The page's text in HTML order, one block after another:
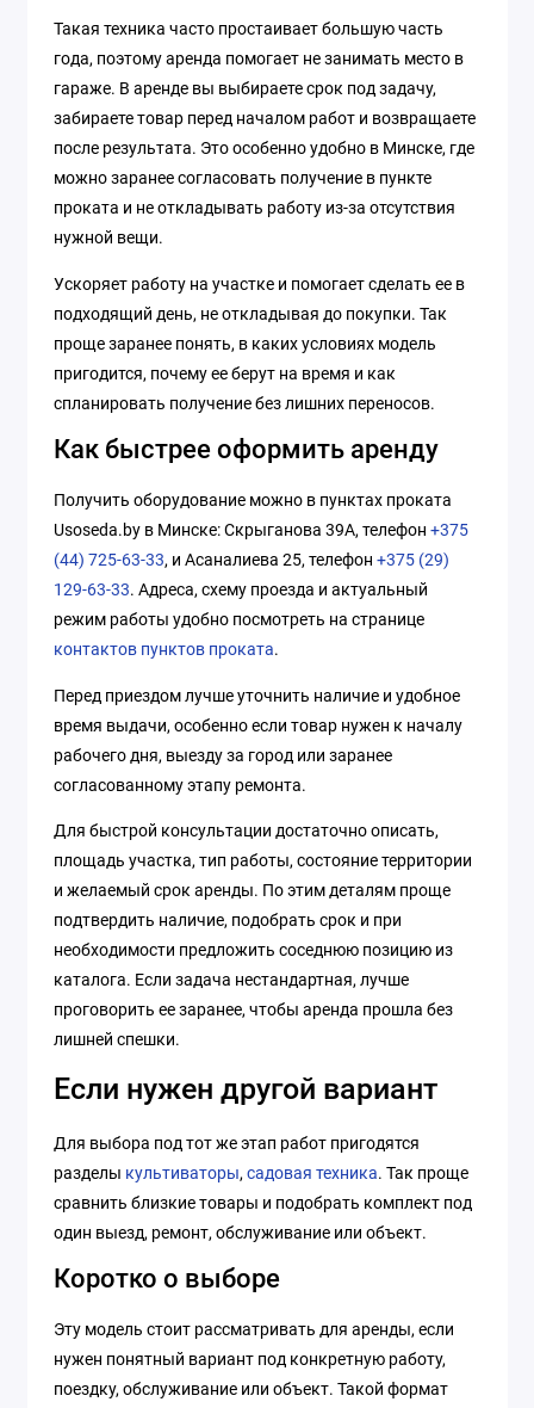
Такая техника часто простаивает большую часть
года, поэтому аренда помогает не занимать место в
гараже. В аренде вы выбираете срок под задачу,
забираете товар перед началом работ и возвращаете
после результата. Это особенно удобно в Минске, где
можно заранее согласовать получение в пункте
проката и не откладывать работу из-за отсутствия
нужной вещи.
Ускоряет работу на участке и помогает сделать ее в
подходящий день, не откладывая до покупки. Так
проще заранее понять, в каких условиях модель
пригодится, почему ее берут на время и как
спланировать получение без лишних переносов.
Как быстрее оформить аренду
Получить оборудование можно в пунктах проката
Usoseda.by в Минске: Скрыганова 39А, телефон +375
(44) 725-63-33, и Асаналиева 25, телефон +375 (29)
129-63-33. Адреса, схему проезда и актуальный
режим работы удобно посмотреть на странице
контактов пунктов проката.
Перед приездом лучше уточнить наличие и удобное
время выдачи, особенно если товар нужен к началу
рабочего дня, выезду за город или заранее
согласованному этапу ремонта.
Для быстрой консультации достаточно описать,
площадь участка, тип работы, состояние территории
и желаемый срок аренды. По этим деталям проще
подтвердить наличие, подобрать срок и при
необходимости предложить соседнюю позицию из
каталога. Если задача нестандартная, лучше
проговорить ее заранее, чтобы аренда прошла без
лишней спешки.
Если нужен другой вариант
Для выбора под тот же этап работ пригодятся
разделы культиваторы, садовая техника. Так проще
сравнить близкие товары и подобрать комплект под
один выезд, ремонт, обслуживание или объект.
Коротко о выборе
Эту модель стоит рассматривать для аренды, если
нужен понятный вариант под конкретную работу,
поездку, обслуживание или объект. Такой формат